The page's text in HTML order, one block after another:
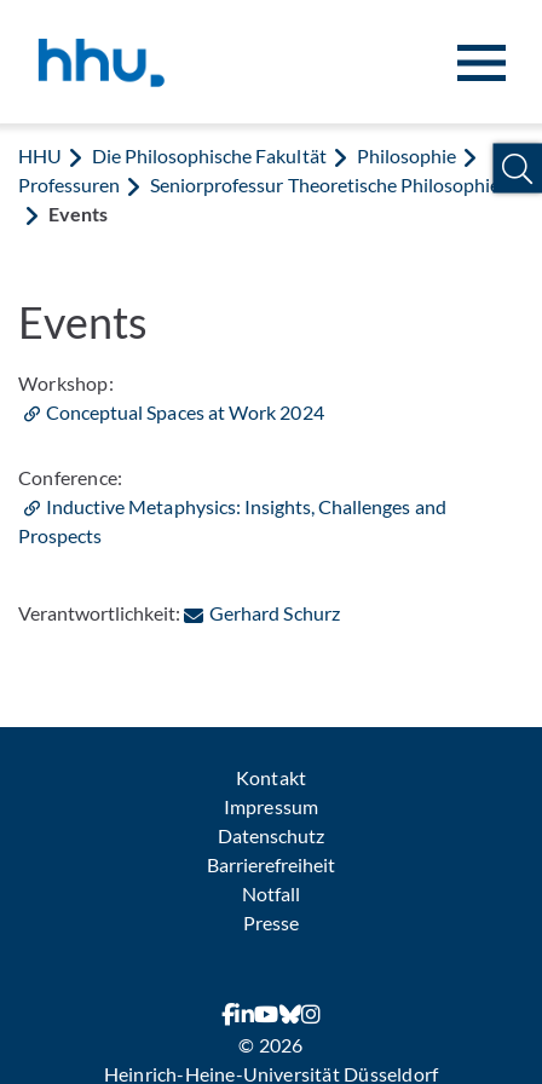
HHU Die Philosophische Fakultät
Philosophie
Professuren
Seniorprofessur Theoretische Philosophie
Events
Events
Workshop:
Conceptual Spaces at Work 2024
Conference:
Inductive Metaphysics: Insights, Challenges and
Prospects
Verantwortlichkeit: Gerhard Schurz: Per E-Mail
Kontakt
Impressum
Datenschutz
Barrierefreiheit
Notfall
Presse
© 2026
Heinrich-Heine-Universität Düsseldorf